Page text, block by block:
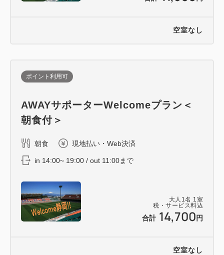
空室なし
大人 1 名 1 室
税・サービス料込
合計 14,700 円
ポイント利用可
AWAYサポーターWelcomeプラン＜
朝食付＞
朝食 現地払い・Web決済
in 14:00~ 19:00 / out 11:00まで
空室なし